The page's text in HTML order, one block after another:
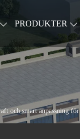
PRODUKTER
och smart anpassning